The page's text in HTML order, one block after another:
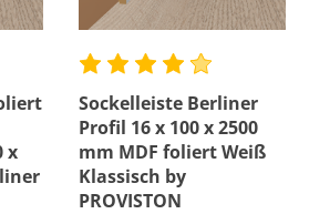
x
Sockelleiste Berliner
Profil 16 x 100 x 2500
mm MDF foliert Weiß
Klassisch by
PROVISTON